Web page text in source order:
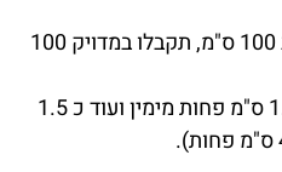
במידה והזמנתם וילון ברוחב 100 ס"מ, תקבלו במדויק 100
אך הבד יהיה קצר יותר כ 1.5 ס"מ פחות מימין ועוד כ 1.5